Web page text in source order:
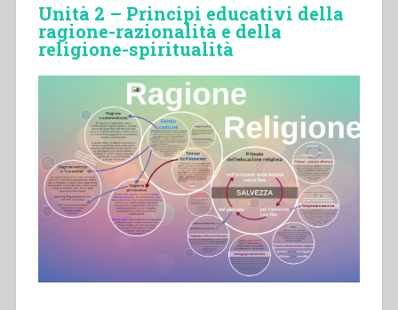
Unità 2 – Principi educativi della
ragione-razionalità e della
religione-spiritualità